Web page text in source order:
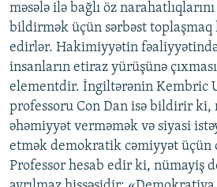
məsələ ilə bağlı öz
bildirmək üçün sərbəst
edirlər. Hakimiyyətin
insanların etiraz yürüşünə
elementdir. İngiltərənin Kembric
professoru Con Dan isə bildirir ki,
əhəmiyyət verməmək və siyasi
etmək demokratik cəmiyyət üçün
Professor hesab edir ki, nümayiş